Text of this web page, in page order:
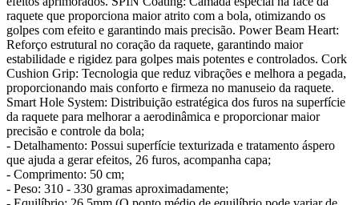
raquete que proporciona maior atrito com a bola, otimizando os
golpes com efeito e garantindo mais precisão. Power Beam Heart:
Reforço estrutural no coração da raquete, garantindo maior
estabilidade e rigidez para golpes mais potentes e controlados. Cork
Cushion Grip: Tecnologia que reduz vibrações e melhora a pegada,
proporcionando mais conforto e firmeza no manuseio da raquete.
Smart Hole System: Distribuição estratégica dos furos na superfície
da raquete para melhorar a aerodinâmica e proporcionar maior
precisão e controle da bola;
- Detalhamento: Possui superfície texturizada e tratamento áspero
que ajuda a gerar efeitos, 26 furos, acompanha capa;
- Comprimento: 50 cm;
- Peso: 310 - 330 gramas aproximadamente;